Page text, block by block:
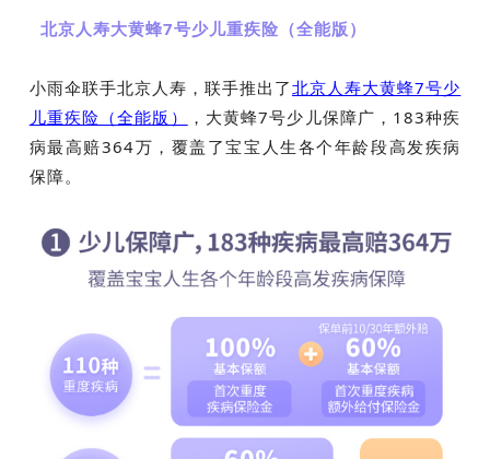
北京人寿大黄蜂7号少儿重疾险（全能版）
小雨伞联手北京人寿，联手推出了北京人寿大黄蜂7号少
儿重疾险（全能版）
，大黄蜂7号少儿保障广，183种疾
病最高赔364万，覆盖了宝宝人生各个年龄段高发疾病
保障。